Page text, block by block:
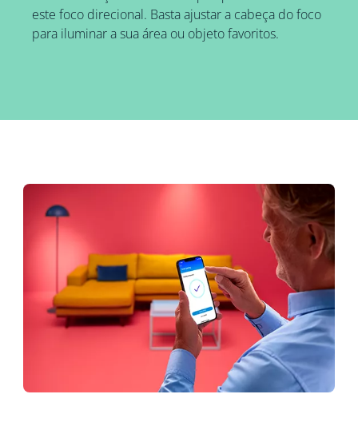
este foco direcional. Basta ajustar a cabeça do foco
para iluminar a sua área ou objeto favoritos.